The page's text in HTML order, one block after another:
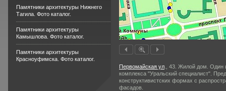
Памятники архитектуры Нижнего
Тагила. Фото каталог.
Памятники архитектуры
Камышлова. Фото каталог.
Памятники архитектуры
Красноуфимска. Фото каталог.
Первомайская ул ., 43. Жилой дом. Один
комплекса "Уральский специалист".
конструктивистских формах с
фасадов.